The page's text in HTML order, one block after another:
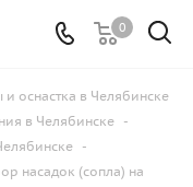
0
оснастка в Челябинске
в Челябинске -
-
насадок (сопла) на